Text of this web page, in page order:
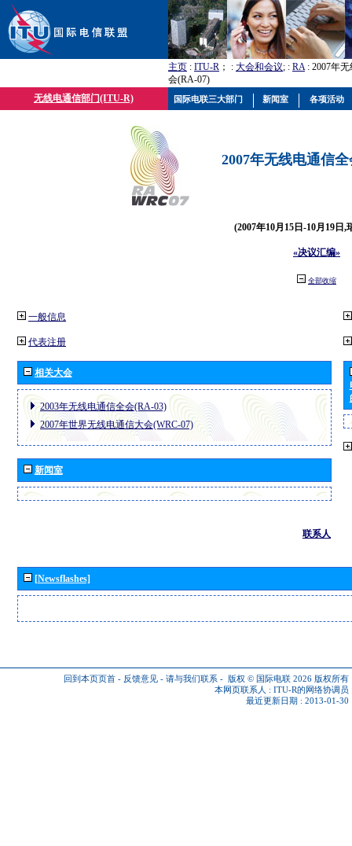
主页 : ITU-R ； : 大会和会议; : RA: 2007年
会(RA-07)
无线电通信部门(ITU-R)
2007年无线电通信
(2007年10月15日-10月19日,
«决议汇编»
全部收缩
一般信息
代表注册
相关大会
2003年无线电通信全会(RA-03)
2007年世界无线电通信大会(WRC-07)
新闻室
联系人
[Newsflashes]
回到本页页首 - 反馈意见 - 请与我们联系 - 版权 © 国际电联 2026 版权所有
本网页联系人 : ITU-R的网络协调员
最近更新日期 : 2013-01-30
国际电联三大部门 新闻室 各项活动